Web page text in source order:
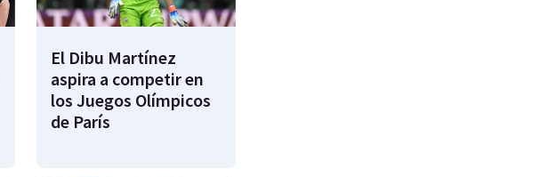
El Dibu Martínez
aspira a competir en
los Juegos Olímpicos
de París